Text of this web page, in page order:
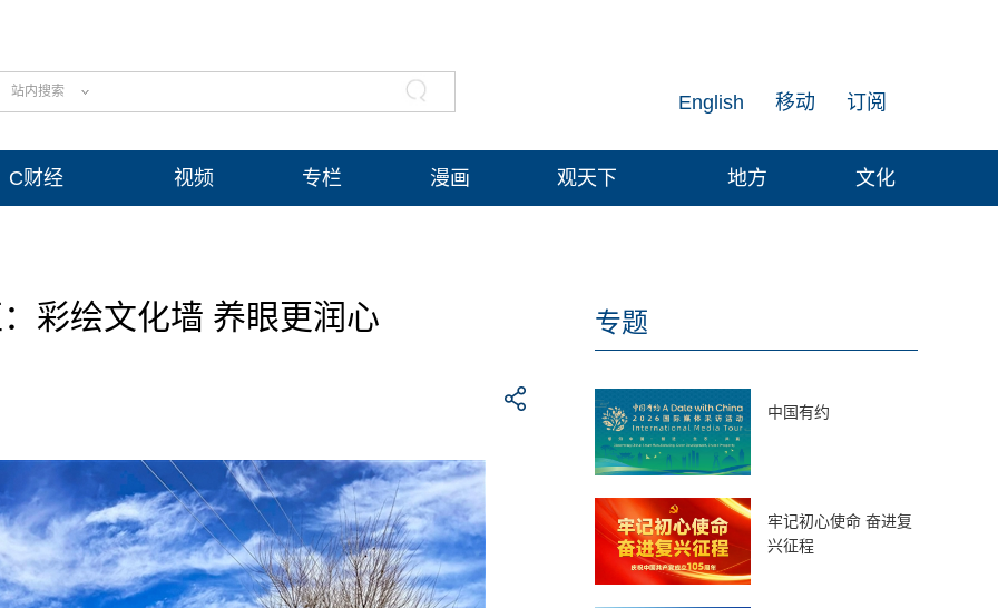
站内搜索 订阅
移动
English
C财经 视频 专栏 漫画 观天下 地方 文化
彩绘文化墙 养眼更润心 专题
中国有约
牢记初心使命 奋进复
兴征程